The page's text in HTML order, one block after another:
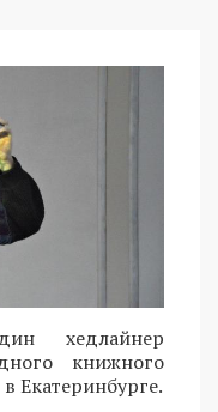
хедлайнер
книжного
Екатеринбурге.